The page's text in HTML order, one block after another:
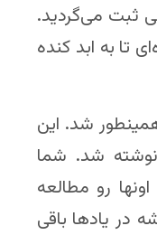
ثبت می‌گردید.
تا به ابد کنده
شد. این
شد. شما
رو مطالعه
در یادها باقی